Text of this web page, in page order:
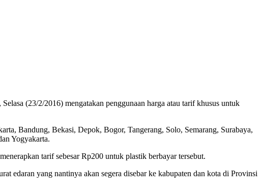
(23/2/2016) mengatakan penggunaan harga atau tarif khusus untuk
Bandung, Bekasi, Depok, Bogor, Tangerang, Solo, Semarang, Surabaya,
Yogyakarta.
tarif sebesar Rp200 untuk plastik berbayar tersebut.
edaran yang nantinya akan segera disebar ke kabupaten dan kota di Provinsi